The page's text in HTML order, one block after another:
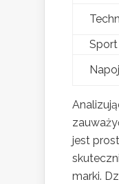
Sport
jest
marki.